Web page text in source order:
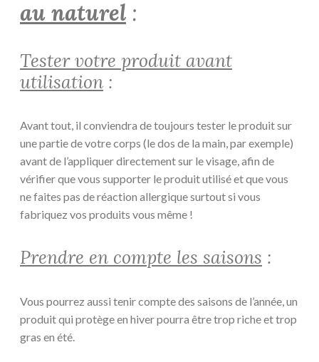
au naturel :
Tester votre produit avant
utilisation :
Avant tout, il conviendra de toujours tester le produit sur
une partie de votre corps (le dos de la main, par exemple)
avant de l’appliquer directement sur le visage, afin de
vérifier que vous supporter le produit utilisé et que vous
ne faites pas de réaction allergique surtout si vous
fabriquez vos produits vous même !
Prendre en compte les saisons :
Vous pourrez aussi tenir compte des saisons de l’année, un
produit qui protège en hiver pourra être trop riche et trop
gras en été.